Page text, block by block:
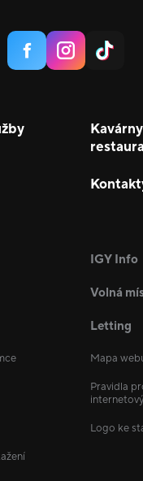
IGY Info
Volná
Letting
Mapa
Pravidla
Logo ke